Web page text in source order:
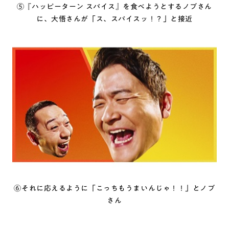
⑤『ハッピーターン スパイス』を食べようとするノブさん
に、大悟さんが「ス、スパイスッ！？」と接近
⑥それに応えるように「こっちもうまいんじゃ！！」とノブ
さん